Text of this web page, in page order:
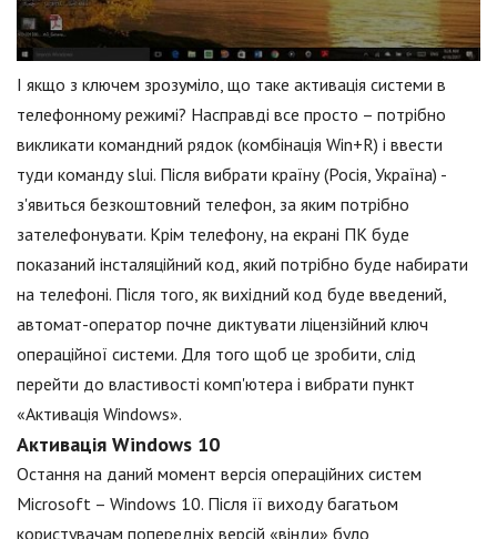
І якщо з ключем зрозуміло, що таке активація системи в
телефонному режимі? Насправді все просто – потрібно
викликати командний рядок (комбінація Win+R) і ввести
туди команду slui. Після вибрати країну (Росія, Україна) -
з'явиться безкоштовний телефон, за яким потрібно
зателефонувати. Крім телефону, на екрані ПК буде
показаний інсталяційний код, який потрібно буде набирати
на телефоні. Після того, як вихідний код буде введений,
автомат-оператор почне диктувати ліцензійний ключ
операційної системи. Для того щоб це зробити, слід
перейти до властивості комп'ютера і вибрати пункт
«Активація Windows».
Активація Windows 10
Остання на даний момент версія операційних систем
Microsoft – Windows 10. Після її виходу багатьом
користувачам попередніх версій «вінди» було